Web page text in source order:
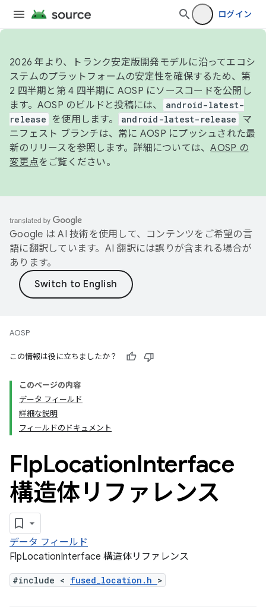
ログイン
2026 年より、トランク安定版開発モデルに沿ってエコシ
ステムのプラットフォームの安定性を確保するため、第
2 四半期と第 4 四半期に AOSP にソースコードを公開し
ます。AOSP のビルドと投稿には、
android-latest-
release
を使用します。 android-latest-release
マ
ニフェスト ブランチは、常に AOSP にプッシュされた最
新のリリースを参照します。詳細については、AOSP の
変更点をご覧ください。
Google は AI 技術を使用して、コンテンツをご希望の言
語に翻訳しています。AI 翻訳には誤りが含まれる場合が
あります。
AOSP
この情報は役に立ちましたか？
このページの内容
データ フィールド
詳細な説明
フィールドのドキュメント
FlpLocationInterface
構造体リファレンス
データ フィールド
FlpLocationInterface 構造体リファレンス
#include < fused_location.h >